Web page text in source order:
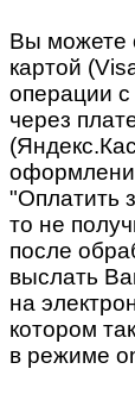
Вы можете
картой
операции с
через
"Оплатить
то не
после
выслать
на
котором
в режиме